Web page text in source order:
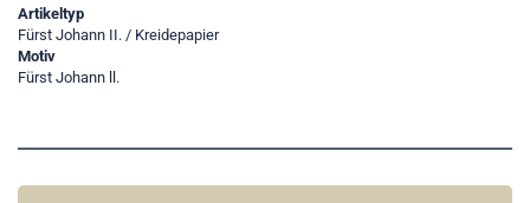
Artikeltyp
Fürst Johann II. / Kreidepapier
Motiv
Fürst Johann ll.